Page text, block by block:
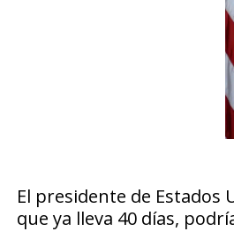
El presidente de
que ya lleva 40 días,